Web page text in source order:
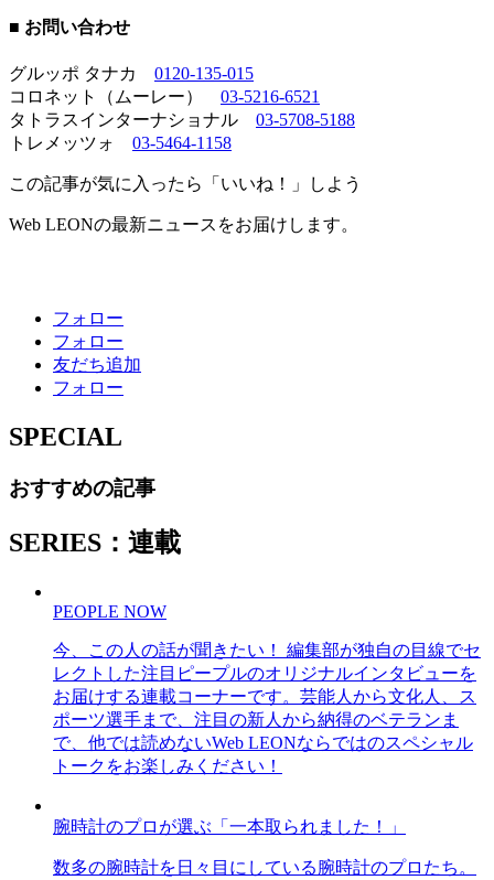
■ お問い合わせ
グルッポ タナカ 0120-135-015
コロネット（ムーレー） 03-5216-6521
タトラスインターナショナル 03-5708-5188
トレメッツォ 03-5464-1158
この記事が気に入ったら「いいね！」しよう
Web LEONの最新ニュースをお届けします。
フォロー
フォロー
友だち追加
フォロー
SPECIAL
おすすめの記事
SERIES：連載
PEOPLE NOW
今、この人の話が聞きたい！ 編集部が独自の目線でセ
レクトした注目ピープルのオリジナルインタビューを
お届けする連載コーナーです。芸能人から文化人、ス
ポーツ選手まで、注目の新人から納得のベテランま
で、他では読めないWeb LEONならではのスペシャル
トークをお楽しみください！
腕時計のプロが選ぶ「一本取られました！」
数多の腕時計を日々目にしている腕時計のプロたち。